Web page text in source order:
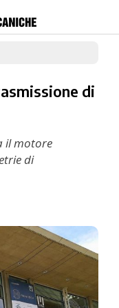
di
il motore
di